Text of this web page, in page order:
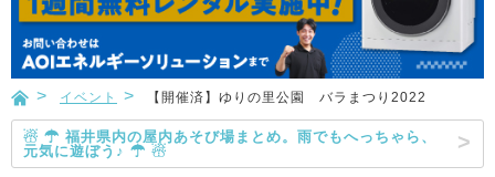
イベント 【開催済】ゆりの里公園 バラまつり2022
☃ ☂ 福井県内の屋内あそび場まとめ。雨でもへっちゃら、
元気に遊ぼう♪ ☂ ☃